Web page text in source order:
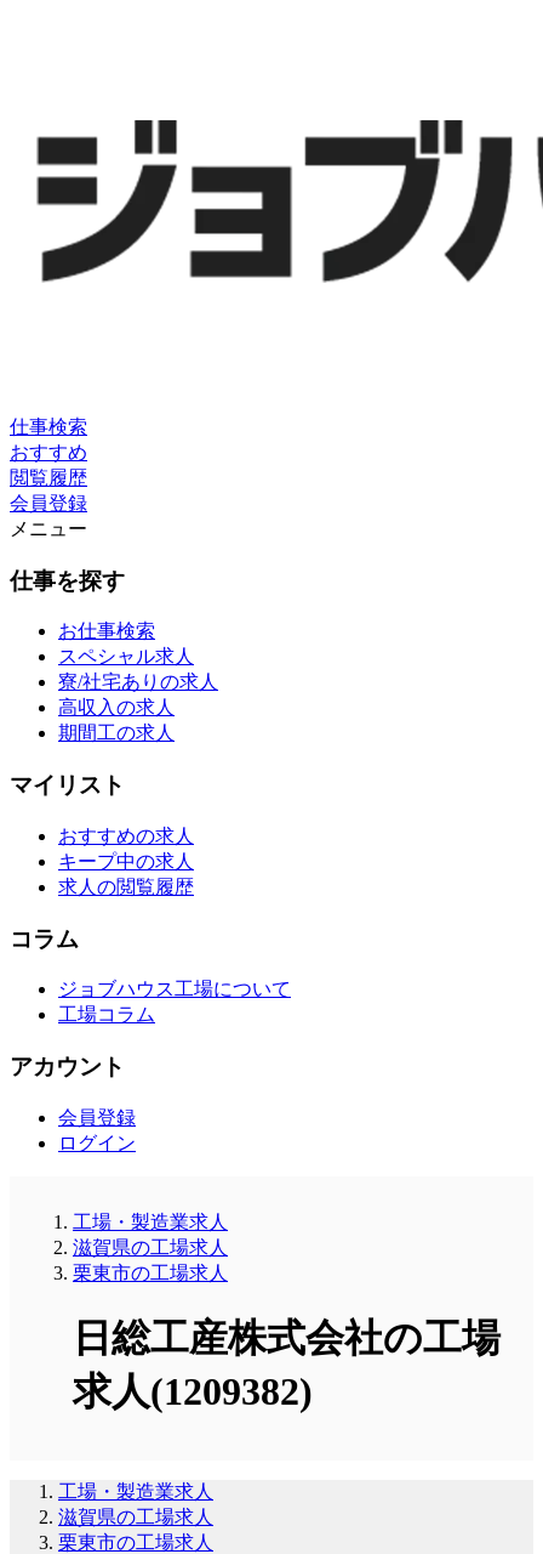
仕事検索
おすすめ
閲覧履歴
会員登録
メニュー
仕事を探す
お仕事検索
スペシャル求人
寮/社宅ありの求人
高収入の求人
期間工の求人
マイリスト
おすすめの求人
キープ中の求人
求人の閲覧履歴
コラム
ジョブハウス工場について
工場コラム
アカウント
会員登録
ログイン
工場・製造業求人
滋賀県の工場求人
栗東市の工場求人
日総工産株式会社の工場
求人(1209382)
工場・製造業求人
滋賀県の工場求人
栗東市の工場求人